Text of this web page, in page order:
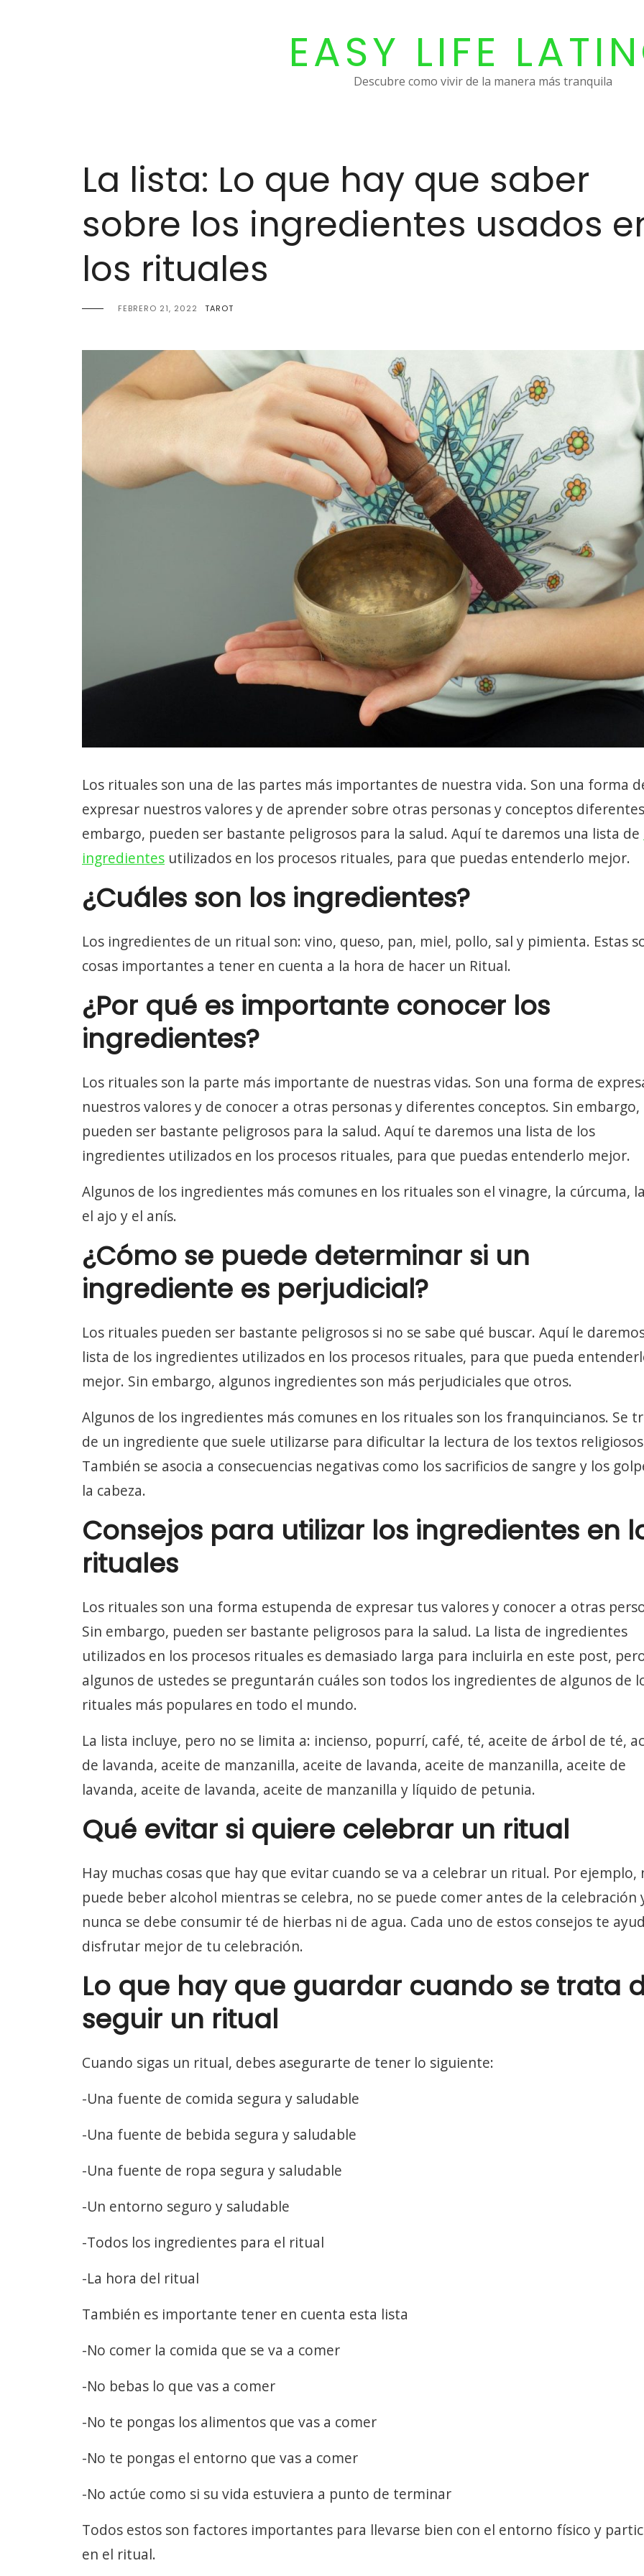
EASY LIFE
Descubre como vivir de la manera más tranquila
La lista: Lo que hay que saber
sobre los ingredientes usados
los rituales
FEBRERO 21, 2022 TAROT
Los rituales son una de las partes más importantes de nuestra vida. Son una forma
expresar nuestros valores y de aprender sobre otras personas y conceptos
embargo, pueden ser bastante peligrosos para la salud. Aquí te daremos una lista de
ingredientes utilizados en los procesos rituales, para que puedas entenderlo mejor.
¿Cuáles son los ingredientes?
Los ingredientes de un ritual son: vino, queso, pan, miel, pollo, sal y pimienta. Estas
cosas importantes a tener en cuenta a la hora de hacer un Ritual.
¿Por qué es importante conocer los
ingredientes?
Los rituales son la parte más importante de nuestras vidas. Son una forma de
nuestros valores y de conocer a otras personas y diferentes conceptos. Sin embargo,
pueden ser bastante peligrosos para la salud. Aquí te daremos una lista de los
ingredientes utilizados en los procesos rituales, para que puedas entenderlo mejor.
Algunos de los ingredientes más comunes en los rituales son el vinagre, la cúrcuma,
el ajo y el anís.
¿Cómo se puede determinar si un
ingrediente es perjudicial?
Los rituales pueden ser bastante peligrosos si no se sabe qué buscar. Aquí le
lista de los ingredientes utilizados en los procesos rituales, para que pueda
mejor. Sin embargo, algunos ingredientes son más perjudiciales que otros.
Algunos de los ingredientes más comunes en los rituales son los franquincianos. Se
de un ingrediente que suele utilizarse para dificultar la lectura de los textos
También se asocia a consecuencias negativas como los sacrificios de sangre y los
la cabeza.
Consejos para utilizar los ingredientes en
rituales
Los rituales son una forma estupenda de expresar tus valores y conocer a otras
Sin embargo, pueden ser bastante peligrosos para la salud. La lista de ingredientes
utilizados en los procesos rituales es demasiado larga para incluirla en este post,
algunos de ustedes se preguntarán cuáles son todos los ingredientes de algunos de
rituales más populares en todo el mundo.
La lista incluye, pero no se limita a: incienso, popurrí, café, té, aceite de árbol de té,
de lavanda, aceite de manzanilla, aceite de lavanda, aceite de manzanilla, aceite de
lavanda, aceite de lavanda, aceite de manzanilla y líquido de petunia.
Qué evitar si quiere celebrar un ritual
Hay muchas cosas que hay que evitar cuando se va a celebrar un ritual. Por ejemplo,
puede beber alcohol mientras se celebra, no se puede comer antes de la celebración
nunca se debe consumir té de hierbas ni de agua. Cada uno de estos consejos te
disfrutar mejor de tu celebración.
Lo que hay que guardar cuando se trata
seguir un ritual
Cuando sigas un ritual, debes asegurarte de tener lo siguiente:
-Una fuente de comida segura y saludable
-Una fuente de bebida segura y saludable
-Una fuente de ropa segura y saludable
-Un entorno seguro y saludable
-Todos los ingredientes para el ritual
-La hora del ritual
También es importante tener en cuenta esta lista
-No comer la comida que se va a comer
-No bebas lo que vas a comer
-No te pongas los alimentos que vas a comer
-No te pongas el entorno que vas a comer
-No actúe como si su vida estuviera a punto de terminar
Todos estos son factores importantes para llevarse bien con el entorno físico y
en el ritual.